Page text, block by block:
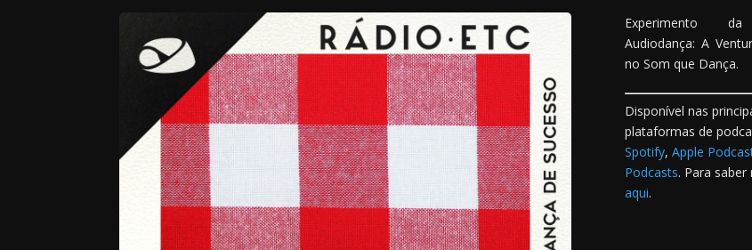
Experimento
Audiodança: A
no Som que Dança.
Disponível nas
plataformas de
Spotify, Apple
Podcasts. Para saber
aqui.